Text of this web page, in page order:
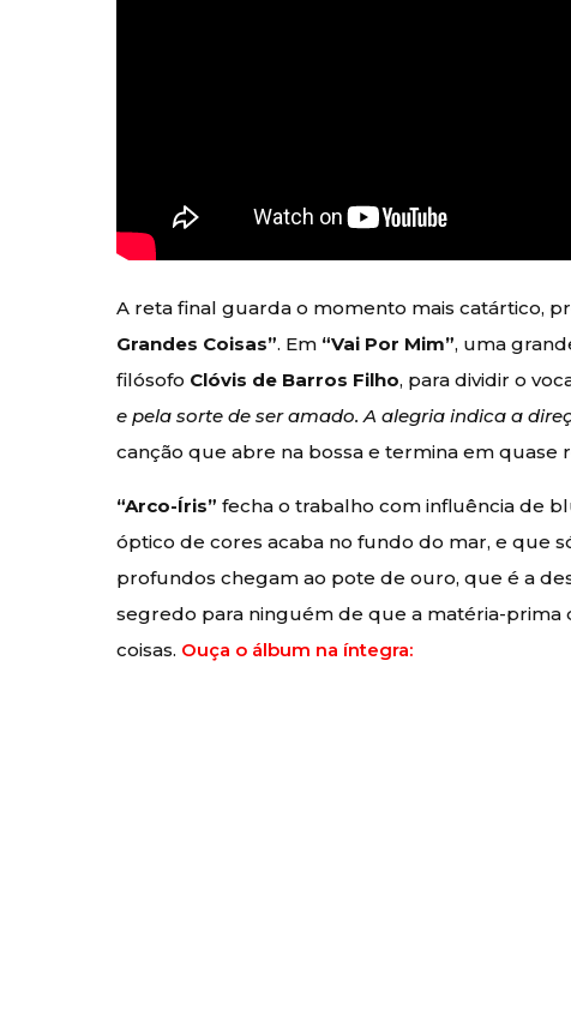
A reta final guarda o momento mais catártico,
Grandes Coisas”. Em “Vai Por Mim”, uma
filósofo Clóvis de Barros Filho, para dividir o
e pela sorte de ser amado. A alegria indica a
canção que abre na bossa e termina em quase
“Arco-Íris” fecha o trabalho com influência de
óptico de cores acaba no fundo do mar, e que
profundos chegam ao pote de ouro, que é a
segredo para ninguém de que a matéria-prima
coisas. Ouça o álbum na íntegra: